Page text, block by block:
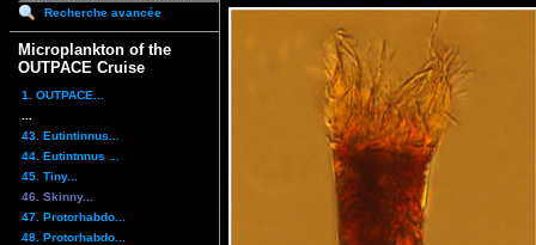
Recherche avancée
Microplankton of the
OUTPACE Cruise
1. OUTPACE...
43. Eutintinnus...
44. Eutintnnus ...
45. Tiny...
46. Skinny...
47. Protorhabdo...
48. Protorhabdo...